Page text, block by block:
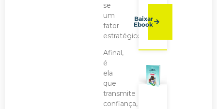
se
um
fator
estratégico.
Afinal,
é
ela
que
transmite
confiança,
Baixar
Ebook